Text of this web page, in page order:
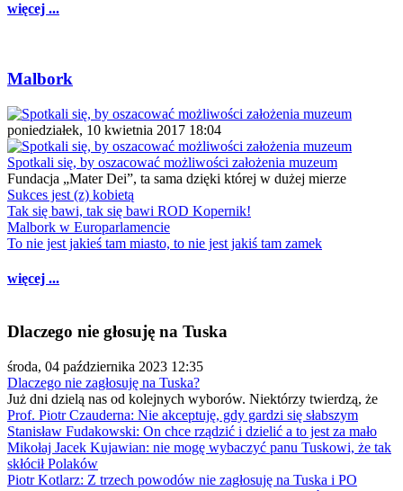
więcej ...
Malbork
poniedziałek, 10 kwietnia 2017 18:04
Spotkali się, by oszacować możliwości założenia muzeum
Fundacja „Mater Dei”, ta sama dzięki której w dużej mierze
Sukces jest (z) kobietą
Tak się bawi, tak się bawi ROD Kopernik!
Malbork w Europarlamencie
To nie jest jakieś tam miasto, to nie jest jakiś tam zamek
więcej ...
Dlaczego nie głosuję na Tuska
środa, 04 października 2023 12:35
Dlaczego nie zagłosuję na Tuska?
Już dni dzielą nas od kolejnych wyborów. Niektórzy twierdzą, że
Prof. Piotr Czauderna: Nie akceptuję, gdy gardzi się słabszym
Stanisław Fudakowski: On chce rządzić i dzielić a to jest za mało
Mikołaj Jacek Kujawian: nie mogę wybaczyć panu Tuskowi, że tak
skłócił Polaków
Piotr Kotlarz: Z trzech powodów nie zagłosuję na Tuska i PO